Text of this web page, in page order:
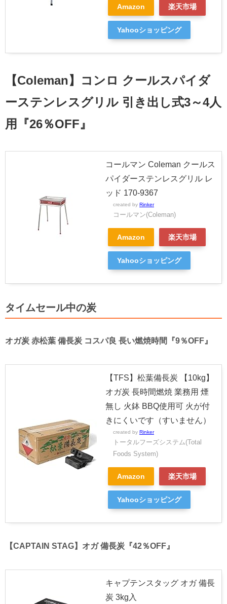
Amazon 楽天市場
Yahooショッピング
【Coleman】コンロ クールスパイダ
ーステンレスグリル 引き出し式3～4人
用『26％OFF』
コールマン Coleman クールス
パイダーステンレスグリル レ
ッド 170-9367
created by Rinker
コールマン(Coleman)
Amazon 楽天市場
Yahooショッピング
タイムセール中の炭
オガ炭 赤松葉 備長炭 コスパ良 長い燃焼時間『9％OFF』
【TFS】松葉備長炭 【10kg】
オガ炭 長時間燃焼 業務用 煙
無し 火鉢 BBQ使用可 火が付
きにくいです（すいません）
created by Rinker
トータルフーズシステム(Total
Foods System)
Amazon 楽天市場
Yahooショッピング
【CAPTAIN STAG】オガ 備長炭『42％OFF』
キャプテンスタッグ オガ 備長
炭 3kg入